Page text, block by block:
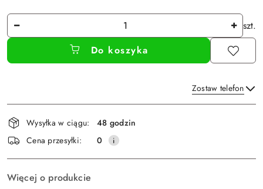
Ilość
szt.
Do koszyka
Zostaw telefon
Wyślij
Dostępność
i
dostawa
Wysyłka w ciągu:
48 godzin
Cena przesyłki:
0
Więcej o produkcie